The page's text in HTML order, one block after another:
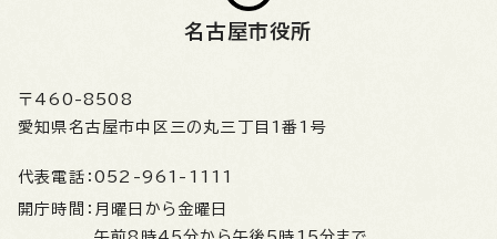
名古屋市役所
〒460-8508
愛知県名古屋市中区三の丸三丁目1番1号
代表電話： 052-961-1111
開庁時間： 月曜日から金曜日